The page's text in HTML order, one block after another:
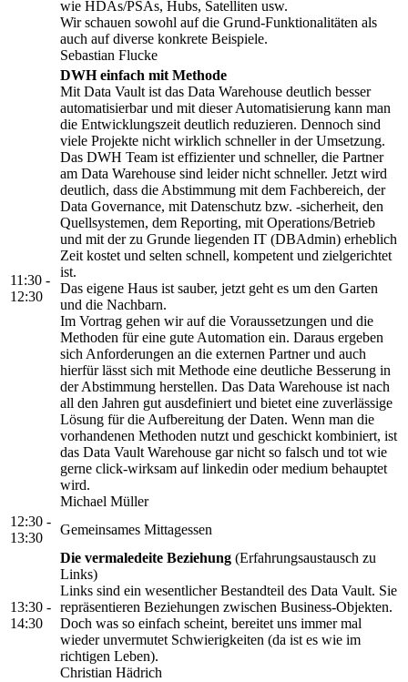
wie HDAs/PSAs, Hubs, Satelliten usw.
Wir schauen sowohl auf die Grund-Funktionalitäten als
auch auf diverse konkrete Beispiele.
Sebastian Flucke
11:30 -
12:30
DWH einfach mit Methode
Mit Data Vault ist das Data Warehouse deutlich besser
automatisierbar und mit dieser Automatisierung kann man
die Entwicklungszeit deutlich reduzieren. Dennoch sind
viele Projekte nicht wirklich schneller in der Umsetzung.
Das DWH Team ist effizienter und schneller, die Partner
am Data Warehouse sind leider nicht schneller. Jetzt wird
deutlich, dass die Abstimmung mit dem Fachbereich, der
Data Governance, mit Datenschutz bzw. -sicherheit, den
Quellsystemen, dem Reporting, mit Operations/Betrieb
und mit der zu Grunde liegenden IT (DBAdmin) erheblich
Zeit kostet und selten schnell, kompetent und zielgerichtet
ist.
Das eigene Haus ist sauber, jetzt geht es um den Garten
und die Nachbarn.
Im Vortrag gehen wir auf die Voraussetzungen und die
Methoden für eine gute Automation ein. Daraus ergeben
sich Anforderungen an die externen Partner und auch
hierfür lässt sich mit Methode eine deutliche Besserung in
der Abstimmung herstellen. Das Data Warehouse ist nach
all den Jahren gut ausdefiniert und bietet eine zuverlässige
Lösung für die Aufbereitung der Daten. Wenn man die
vorhandenen Methoden nutzt und geschickt kombiniert, ist
das Data Vault Warehouse gar nicht so falsch und tot wie
gerne click-wirksam auf linkedin oder medium behauptet
wird.
Michael Müller
12:30 -
13:30
Gemeinsames Mittagessen
13:30 -
14:30
Die vermaledeite Beziehung (Erfahrungsaustausch zu
Links)
Links sind ein wesentlicher Bestandteil des Data Vault. Sie
repräsentieren Beziehungen zwischen Business-Objekten.
Doch was so einfach scheint, bereitet uns immer mal
wieder unvermutet Schwierigkeiten (da ist es wie im
richtigen Leben).
Christian Hädrich